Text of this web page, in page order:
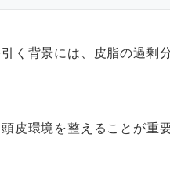
く背景には、皮脂の過剰
皮環境を整えることが重要